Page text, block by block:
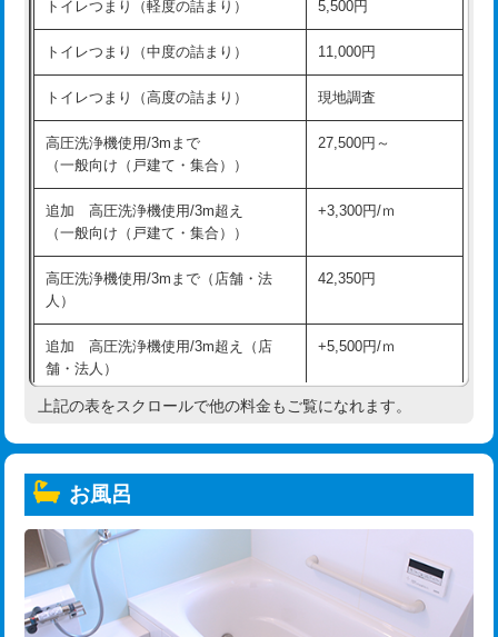
トイレつまり（軽度の詰まり） 5,500円
トイレつまり（中度の詰まり） 11,000円
トイレつまり（高度の詰まり） 現地調査
高圧洗浄機使用/3mまで
（一般向け（戸建て・集合））
27,500円～
追加 高圧洗浄機使用/3m超え
（一般向け（戸建て・集合））
+3,300円/ｍ
高圧洗浄機使用/3mまで（店舗・法
人）
42,350円
追加 高圧洗浄機使用/3m超え（店
舗・法人）
+5,500円/ｍ
高度高圧洗浄換 現地調査
トーラー機使用/3mまで
追加トーラー機使用/3m超え
カメラ調査 33,000円
上記の表をスクロールで他の料金もご覧になれます。
お風呂